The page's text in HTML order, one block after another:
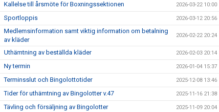
Kallelse till årsmöte för Boxningssektionen 2026-03-22 10:00
Sportloppis 2026-03-12 20:56
Medlemsinformation samt viktig information om betalning
av kläder
2026-02-22 20:24
Uthämtning av beställda kläder 2026-02-03 20:14
Ny termin 2026-01-04 15:37
Terminsslut och Bingolottotider 2025-12-08 13:46
Tider för uthämtning av Bingolotter v.47 2025-11-16 21:38
Tävling och försäljning av Bingolotter 2025-11-09 20:04